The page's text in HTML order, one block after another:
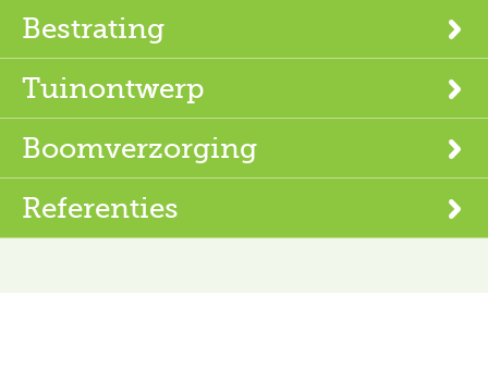
Bestrating
Tuinontwerp
Boomverzorging
Referenties